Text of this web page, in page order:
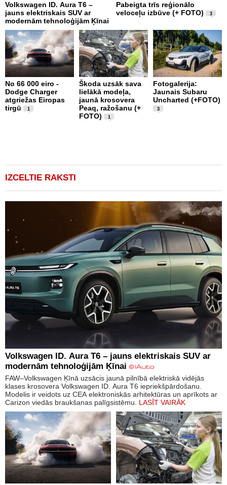
Volkswagen ID. Aura T6 –
jauns elektriskais SUV ar
modernām tehnoloģijām Ķīnai
Pabeigta trīs reģionālo
veloceļu izbūve (+ FOTO)
3
No 66 000 eiro -
Dodge Charger
atgriežas Eiropas
tirgū
1
Škoda uzsāk sava
lielākā modeļa,
jaunā krosovera
Peaq, ražošanu (+
FOTO)
1
Fotogalerija:
Jaunais Subaru
Uncharted (+FOTO)
3
IZCELTIE RAKSTI
Volkswagen ID. Aura T6 – jauns elektriskais SUV ar
modernām tehnoloģijām Ķīnai
FAW–Volkswagen Ķīnā uzsācis jaunā pilnībā elektriskā vidējās
klases krosovera Volkswagen ID. Aura T6 iepriekšpārdošanu.
Modelis ir veidots uz CEA elektroniskās arhitektūras un aprīkots ar
Carizon viedās braukšanas palīgsistēmu. LASĪT VAIRĀK